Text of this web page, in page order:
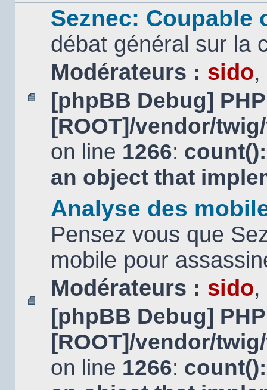
Aucun
message
non
Seznec: Coupable
débat général sur la
Modérateurs : sido,
[phpBB Debug]
[ROOT]/vendor/
on line 1266:
an object that
Aucun
message
non
Analyse des
Pensez vous que
mobile pour
Modérateurs : sido,
[phpBB Debug]
[ROOT]/vendor/
on line 1266: